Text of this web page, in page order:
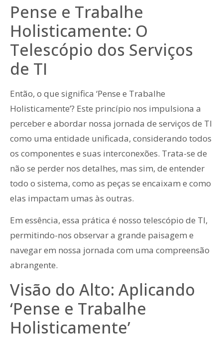
Pense e Trabalhe
Holisticamente: O
Telescópio dos Serviços
de TI
Então, o que significa ‘Pense e Trabalhe
Holisticamente’? Este princípio nos impulsiona a
perceber e abordar nossa jornada de serviços de TI
como uma entidade unificada, considerando todos
os componentes e suas interconexões. Trata-se de
não se perder nos detalhes, mas sim, de entender
todo o sistema, como as peças se encaixam e como
elas impactam umas às outras.
Em essência, essa prática é nosso telescópio de TI,
permitindo-nos observar a grande paisagem e
navegar em nossa jornada com uma compreensão
abrangente.
Visão do Alto: Aplicando
‘Pense e Trabalhe
Holisticamente’